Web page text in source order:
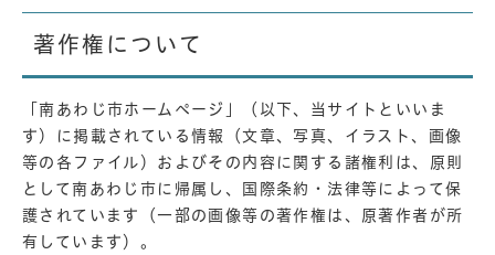
著作権について
「南あわじ市ホームページ」（以下、当サイトといいま
す）に掲載されている情報（文章、写真、イラスト、画像
等の各ファイル）およびその内容に関する諸権利は、原則
として南あわじ市に帰属し、国際条約・法律等によって保
護されています（一部の画像等の著作権は、原著作者が所
有しています）。